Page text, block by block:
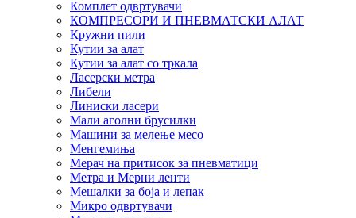
Комплет одвртувачи
КОМПРЕСОРИ И ПНЕВМАТСКИ АЛАТ
Кружни пили
Кутии за алат
Кутии за алат со тркала
Ласерски метра
Либели
Линиски ласери
Мали аголни брусилки
Машини за мелење месо
Менгемиња
Мерач на притисок за пневматици
Метра и Мерни ленти
Мешалки за боја и лепак
Микро одвртувачи